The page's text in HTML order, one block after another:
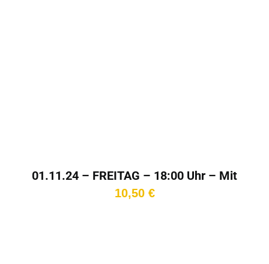
01.11.24 – FREITAG – 18:00 Uhr – Mit
Gast!
10,50 €